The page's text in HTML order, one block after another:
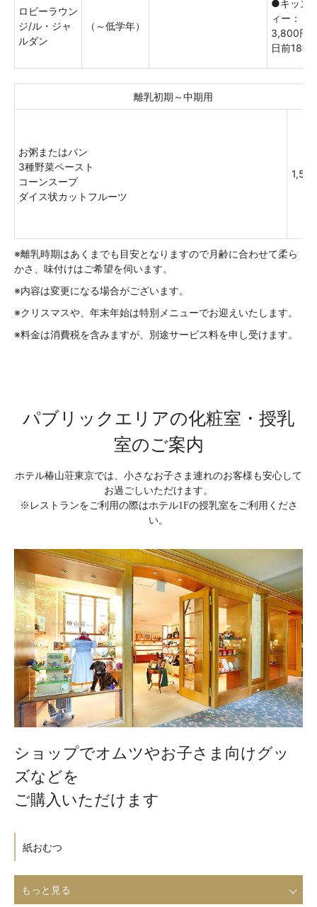
ロビーラウン
ジ/ル・ジャ
ルダン
（～低学年）
●キッズ
ィー：
3,800円※
日前18時
離乳初期～中期用
お粥またはパン
3種野菜ペースト
コーンスープ
ダイス状カットフルーツ
※離乳時期はあくまでも目安となりますので月齢に合わせて柔ら
かさ、味付けはご希望を伺います。
※内容は変更になる場合がございます。
※クリスマスや、年末年始は特別メニューでお迎えいたします。
※料金は消費税を含みますが、別途サービス料を申し受けます。
パブリックエリアの化粧室・授乳
室のご案内
ホテル椿山荘東京では、小さなお子さま連れのお客様も安心して
お過ごしいただけます。
※レストランをご利用の際はホテル1Fの授乳室をご利用くださ
い。
ショップでオムツやお子さま向けグッ
ズなどを
ご購入いただけます
紙おむつ